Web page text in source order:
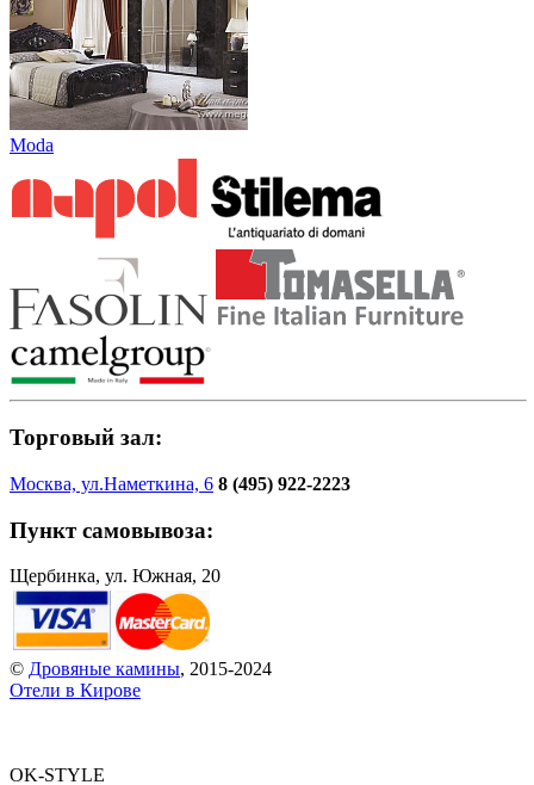
Moda
Торговый зал:
Москва, ул.Наметкина, 6 8 (495) 922-2223
Пункт самовывоза:
Щербинка, ул. Южная, 20
© Дровяные камины, 2015-2024
Отели в Кирове
OK-STYLE